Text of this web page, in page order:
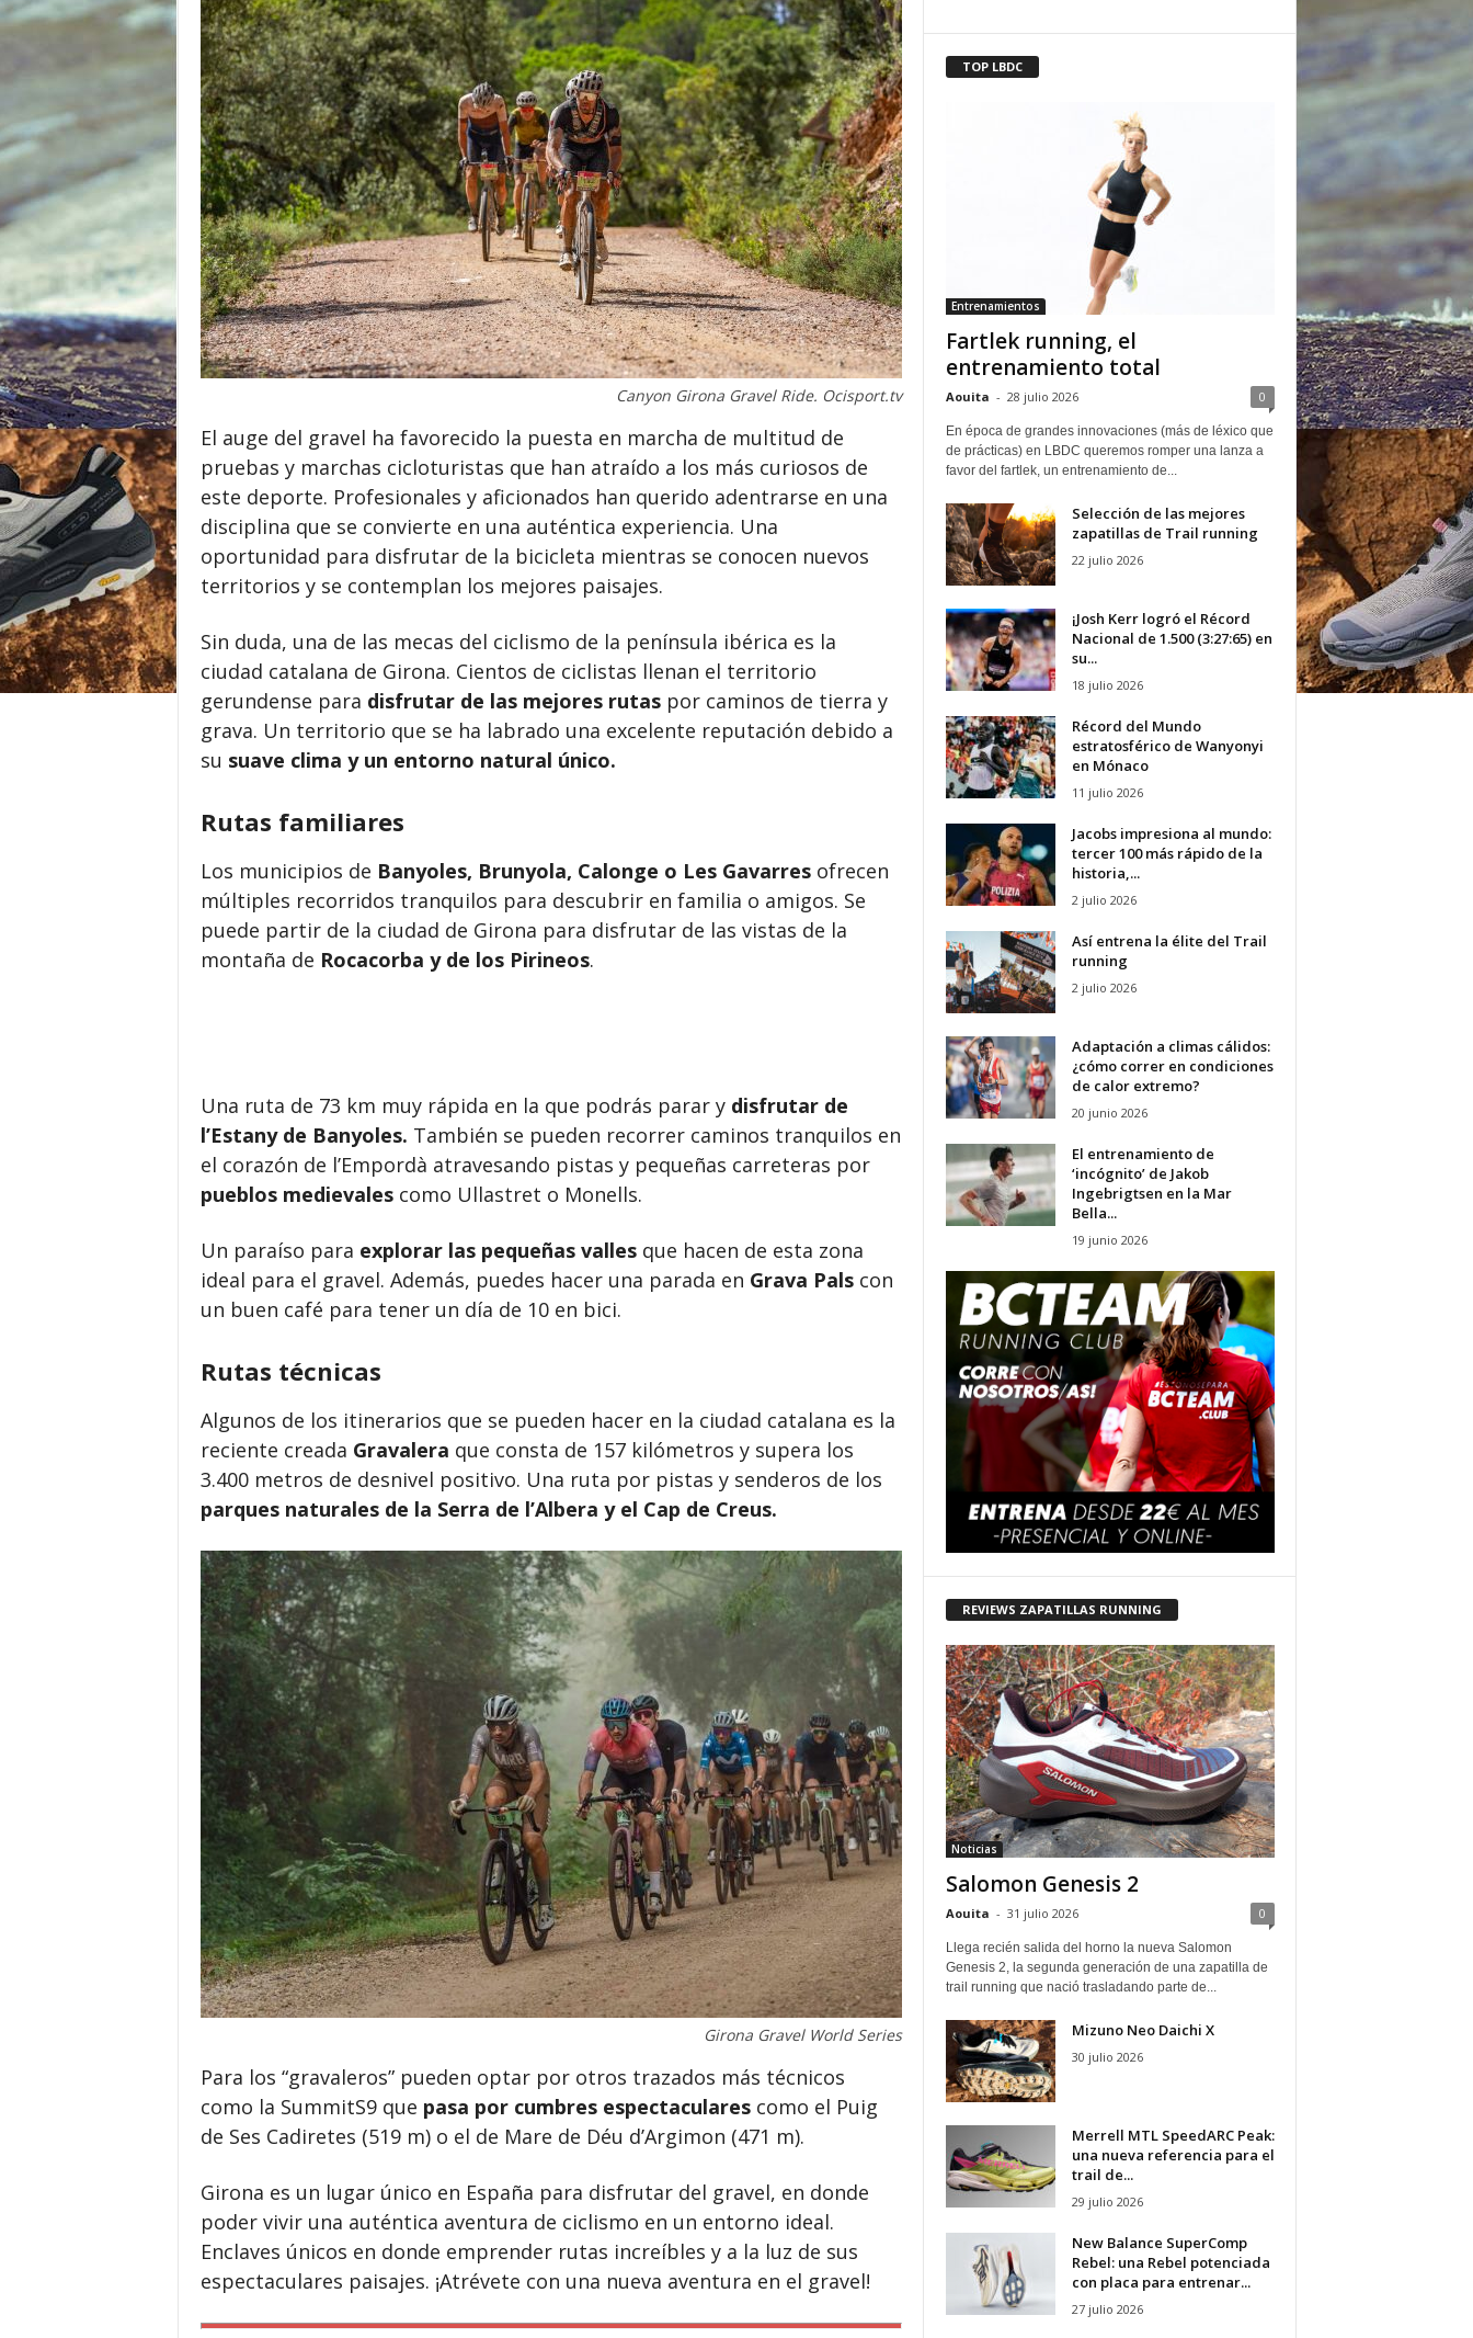
Canyon Girona Gravel Ride. Ocisport.tv
El auge del gravel ha favorecido la puesta en marcha de multitud de
pruebas y marchas cicloturistas que han atraído a los más curiosos de
este deporte. Profesionales y aficionados han querido adentrarse en una
disciplina que se convierte en una auténtica experiencia. Una
oportunidad para disfrutar de la bicicleta mientras se conocen nuevos
territorios y se contemplan los mejores paisajes.
Sin duda, una de las mecas del ciclismo de la península ibérica es la
ciudad catalana de Girona. Cientos de ciclistas llenan el territorio
gerundense para disfrutar de las mejores rutaspor caminos de tierra y
grava. Un territorio que se ha labrado una excelente reputación debido a
su suave clima y un entorno natural único.
Rutas familiares
Los municipios de Banyoles, Brunyola, Calonge o Les Gavarresofrecen
múltiples recorridos tranquilos para descubrir en familia o amigos. Se
puede partir de la ciudad de Girona para disfrutar de las vistas de la
montaña de Rocacorba y de los Pirineos.
Una ruta de 73 km muy rápida en la que podrás parar y disfrutar de
l’Estany de Banyoles. También se pueden recorrer caminos tranquilos en
el corazón de l’Empordà atravesando pistas y pequeñas carreteras por
pueblos medievalescomo Ullastret o Monells.
Un paraíso para explorar las pequeñas vallesque hacen de esta zona
ideal para el gravel. Además, puedes hacer una parada en Grava Palscon
un buen café para tener un día de 10 en bici.
Rutas técnicas
Algunos de los itinerarios que se pueden hacer en la ciudad catalana es la
reciente creada Gravalera que consta de 157 kilómetros y supera los
3.400 metros de desnivel positivo. Una ruta por pistas y senderos de los
parques naturales de la Serra de l’Albera y el Cap de Creus.
Girona Gravel World Series
Para los “gravaleros” pueden optar por otros trazados más técnicos
como la SummitS9 que pasa por cumbres espectacularescomo el Puig
de Ses Cadiretes (519 m) o el de Mare de Déu d’Argimon (471 m).
Girona es un lugarúnico en España para disfrutar del gravel, en donde
poder viviruna auténtica aventura de ciclismo en un entorno ideal.
Enclaves únicos en donde emprender rutas increíbles y a la luz de sus
espectaculares paisajes. ¡Atrévete con una nueva aventura en el gravel!
TOP LBDC
Entrenamientos
Fartlek running, el
entrenamiento total
Aouita - 28 julio 2026 0
En época de grandes innovaciones (más de léxico que
de prácticas) en LBDC queremos romper una lanza a
favor del fartlek, un entrenamiento de...
Selección de las mejores
zapatillas de Trail running
22 julio 2026
¡Josh Kerr logró el Récord
Nacional de 1.500 (3:27:65) en
su...
18 julio 2026
Récord del Mundo
estratosférico de Wanyonyi
en Mónaco
11 julio 2026
Jacobs impresiona al mundo:
tercer 100 más rápido de la
historia,...
2 julio 2026
Así entrena la élite del Trail
running
2 julio 2026
Adaptación a climas cálidos:
¿cómo correr en condiciones
de calor extremo?
20 junio 2026
El entrenamiento de
‘incógnito’ de Jakob
Ingebrigtsen en la Mar
Bella...
19 junio 2026
REVIEWS ZAPATILLAS RUNNING
Noticias
Salomon Genesis 2
Aouita - 31 julio 2026 0
Llega recién salida del horno la nueva Salomon
Genesis 2, la segunda generación de una zapatilla de
trail running que nació trasladando parte de...
Mizuno Neo Daichi X
30 julio 2026
Merrell MTL SpeedARC Peak:
una nueva referencia para el
trail de...
29 julio 2026
New Balance SuperComp
Rebel: una Rebel potenciada
con placa para entrenar...
27 julio 2026